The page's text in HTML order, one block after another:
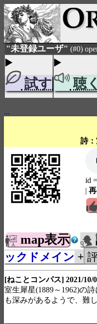
"未登録ユーザ" (#0)
試す 聴く
...
詩
id =
|
map表示
ックドメイン +
[ねことコンパス] 2021/10/
室生犀星(1889～1962)の
も深みがあるようで、難